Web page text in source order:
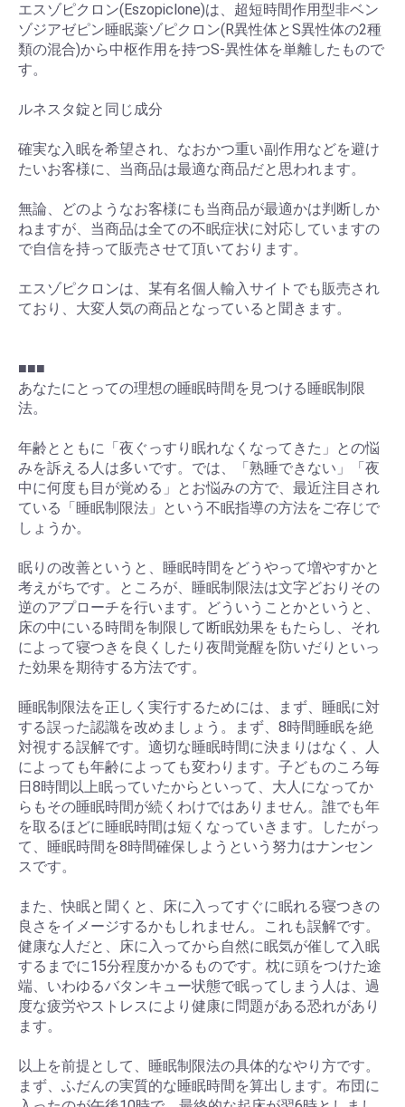
エスゾピクロン(Eszopiclone)は、超短時間作用型非ベン
ゾジアゼピン睡眠薬ゾピクロン(R異性体とS異性体の2種
類の混合)から中枢作用を持つS-異性体を単離したもので
す。
ルネスタ錠と同じ成分
確実な入眠を希望され、なおかつ重い副作用などを避け
たいお客様に、当商品は最適な商品だと思われます。
無論、どのようなお客様にも当商品が最適かは判断しか
ねますが、当商品は全ての不眠症状に対応していますの
で自信を持って販売させて頂いております。
エスゾピクロンは、某有名個人輸入サイトでも販売され
ており、大変人気の商品となっていると聞きます。
■■■
あなたにとっての理想の睡眠時間を見つける睡眠制限
法。
年齢とともに「夜ぐっすり眠れなくなってきた」との悩
みを訴える人は多いです。では、「熟睡できない」「夜
中に何度も目が覚める」とお悩みの方で、最近注目され
ている「睡眠制限法」という不眠指導の方法をご存じで
しょうか。
眠りの改善というと、睡眠時間をどうやって増やすかと
考えがちです。ところが、睡眠制限法は文字どおりその
逆のアプローチを行います。どういうことかというと、
床の中にいる時間を制限して断眠効果をもたらし、それ
によって寝つきを良くしたり夜間覚醒を防いだりといっ
た効果を期待する方法です。
睡眠制限法を正しく実行するためには、まず、睡眠に対
する誤った認識を改めましょう。まず、8時間睡眠を絶
対視する誤解です。適切な睡眠時間に決まりはなく、人
によっても年齢によっても変わります。子どものころ毎
日8時間以上眠っていたからといって、大人になってか
らもその睡眠時間が続くわけではありません。誰でも年
を取るほどに睡眠時間は短くなっていきます。したがっ
て、睡眠時間を8時間確保しようという努力はナンセン
スです。
また、快眠と聞くと、床に入ってすぐに眠れる寝つきの
良さをイメージするかもしれません。これも誤解です。
健康な人だと、床に入ってから自然に眠気が催して入眠
するまでに15分程度かかるものです。枕に頭をつけた途
端、いわゆるバタンキュー状態で眠ってしまう人は、過
度な疲労やストレスにより健康に問題がある恐れがあり
ます。
以上を前提として、睡眠制限法の具体的なやり方です。
まず、ふだんの実質的な睡眠時間を算出します。布団に